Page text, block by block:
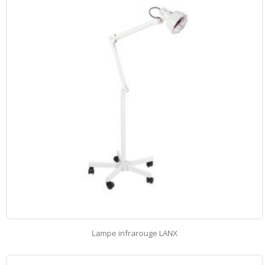
Lampe infrarouge LANX